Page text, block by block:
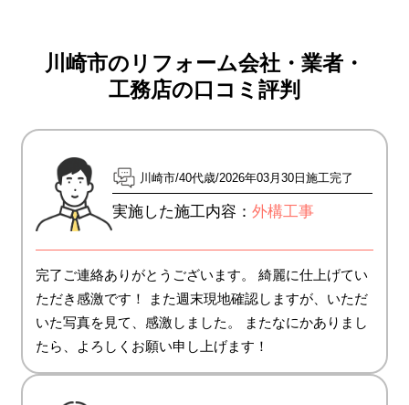
川崎市のリフォーム会社・業者・
工務店の口コミ評判
川崎市 40代歳 2026年03月30日施工完了
実施した施工内容：外構工事
完了ご連絡ありがとうございます。 綺麗に仕上げてい
ただき感激です！ また週末現地確認しますが、いただ
いた写真を見て、感激しました。 またなにかありまし
たら、よろしくお願い申し上げます！